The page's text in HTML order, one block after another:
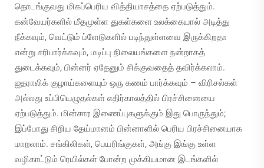
தொடங்குவது மிகப்பெரிய வித்தியாசத்தை ஏற்படுத்தும்.
கன்வேயர்களில் மீதமுள்ள துகள்களை உலக்கையால் அடித்து
நீக்கவும், வெட்டும் ப்ளேடுகளில் படிந்துள்ளவை இருக்கிறதா
என்று சரிபார்க்கவும், மடிப்பு நிலையங்களை நன்றாகத்
துடைக்கவும், பின்னர் ஏதேனும் சிக்குவதைத் தவிர்க்கலாம்.
ஐதராலிக் குழாய்களையும் ஒரு கணம் பார்க்கவும் – விரிசல்கள்
அல்லது உப்பியெழுதல்கள் எதிர்காலத்தில் பிரச்சினையை
ஏற்படுத்தும். மின்சார இணைப்புகளுக்கும் இது பொருந்தும்;
இப்போது சிறிய தேய்மானம் பின்னாளில் பெரிய பிரச்சினையாக
மாறலாம். சங்கிலிகள், பெயரிங்குகள், அங்கு இங்கு உள்ள
வழிகாட்டும் ரெயில்கள் போன்ற முக்கியமான இடங்களில்